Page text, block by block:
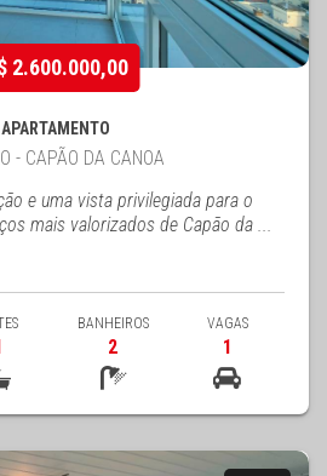
2.600.000,00
APARTAMENTO
- CAPÃO DA CANOA
e uma vista privilegiada para o
mais valorizados de Capão da ...
BANHEIROS
2
VAGAS
1